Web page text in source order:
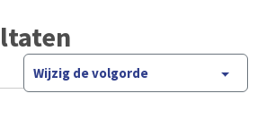
Wijzig de volgorde